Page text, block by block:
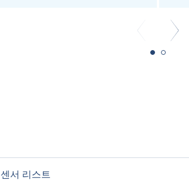
센서 리스트